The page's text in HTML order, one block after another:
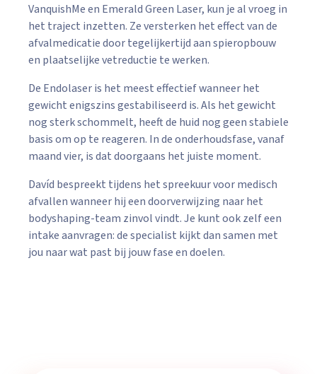
VanquishMe en Emerald Green Laser, kun je al vroeg in
het traject inzetten. Ze versterken het effect van de
afvalmedicatie door tegelijkertijd aan spieropbouw
en plaatselijke vetreductie te werken.
De Endolaser is het meest effectief wanneer het
gewicht enigszins gestabiliseerd is. Als het gewicht
nog sterk schommelt, heeft de huid nog geen stabiele
basis om op te reageren. In de onderhoudsfase, vanaf
maand vier, is dat doorgaans het juiste moment.
Davíd bespreekt tijdens het spreekuur voor medisch
afvallen wanneer hij een doorverwijzing naar het
bodyshaping-team zinvol vindt. Je kunt ook zelf een
intake aanvragen: de specialist kijkt dan samen met
jou naar wat past bij jouw fase en doelen.